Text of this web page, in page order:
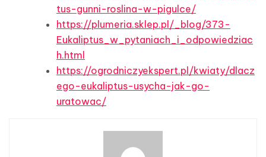
tus-gunni-roslina-w-pigulce/
https://plumeria.sklep.pl/_blog/373-
Eukaliptus_w_pytaniach_i_odpowiedziac
h.html
https://ogrodniczyekspert.pl/kwiaty/dlacz
ego-eukaliptus-usycha-jak-go-
uratowac/